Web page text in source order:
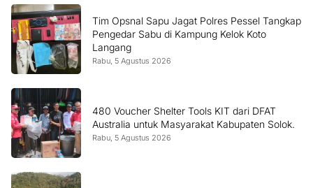
Tim Opsnal Sapu Jagat Polres Pessel Tangkap
Pengedar Sabu di Kampung Kelok Koto
Langang
Rabu, 5 Agustus 2026
480 Voucher Shelter Tools KIT dari DFAT
Australia untuk Masyarakat Kabupaten Solok.
Rabu, 5 Agustus 2026